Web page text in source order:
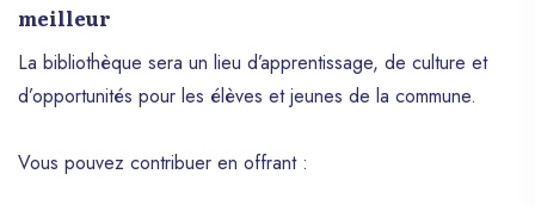
page Facebook ou Instagram, ou à visiter
son site personnel sur
Appolon Guy Alain, votre projet web est
meilleur
La bibliothèque sera un lieu d’apprentissage, de culture et
d’opportunités pour les élèves et jeunes de la commune.
Vous pouvez contribuer en offrant :